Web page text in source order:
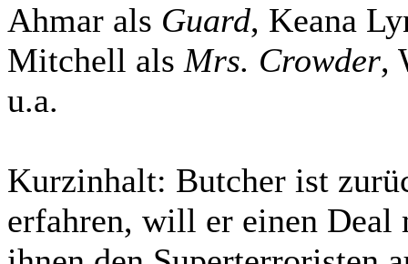
Ahmar als Guard, Keana
Mitchell als Mrs. Crowder,
u.a.
Kurzinhalt: Butcher ist
erfahren, will er einen Deal